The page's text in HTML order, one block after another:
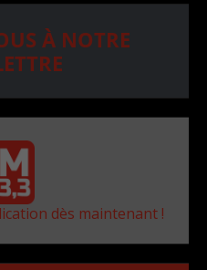
À NOTRE
dès maintenant !